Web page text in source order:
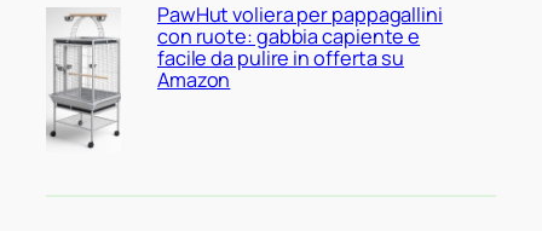
PawHut voliera per pappagallini
con ruote: gabbia capiente e
facile da pulire in offerta su
Amazon